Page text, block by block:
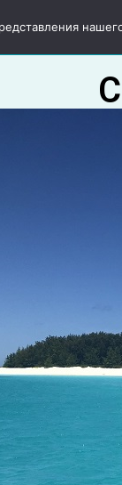
Горячие